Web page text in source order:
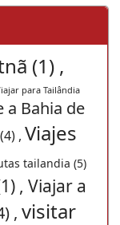
(1) ,
para Tailândia
a Bahia de
, Viajes
tailandia (5)
, Viajar a
, visitar